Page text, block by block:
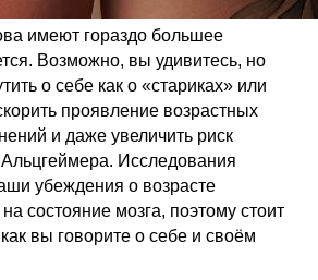
имеют гораздо большее
Возможно, вы удивитесь, но
о себе как о «стариках» или
проявление возрастных
и даже увеличить риск
Исследования
убеждения о возрасте
состояние мозга, поэтому стоит
вы говорите о себе и своём